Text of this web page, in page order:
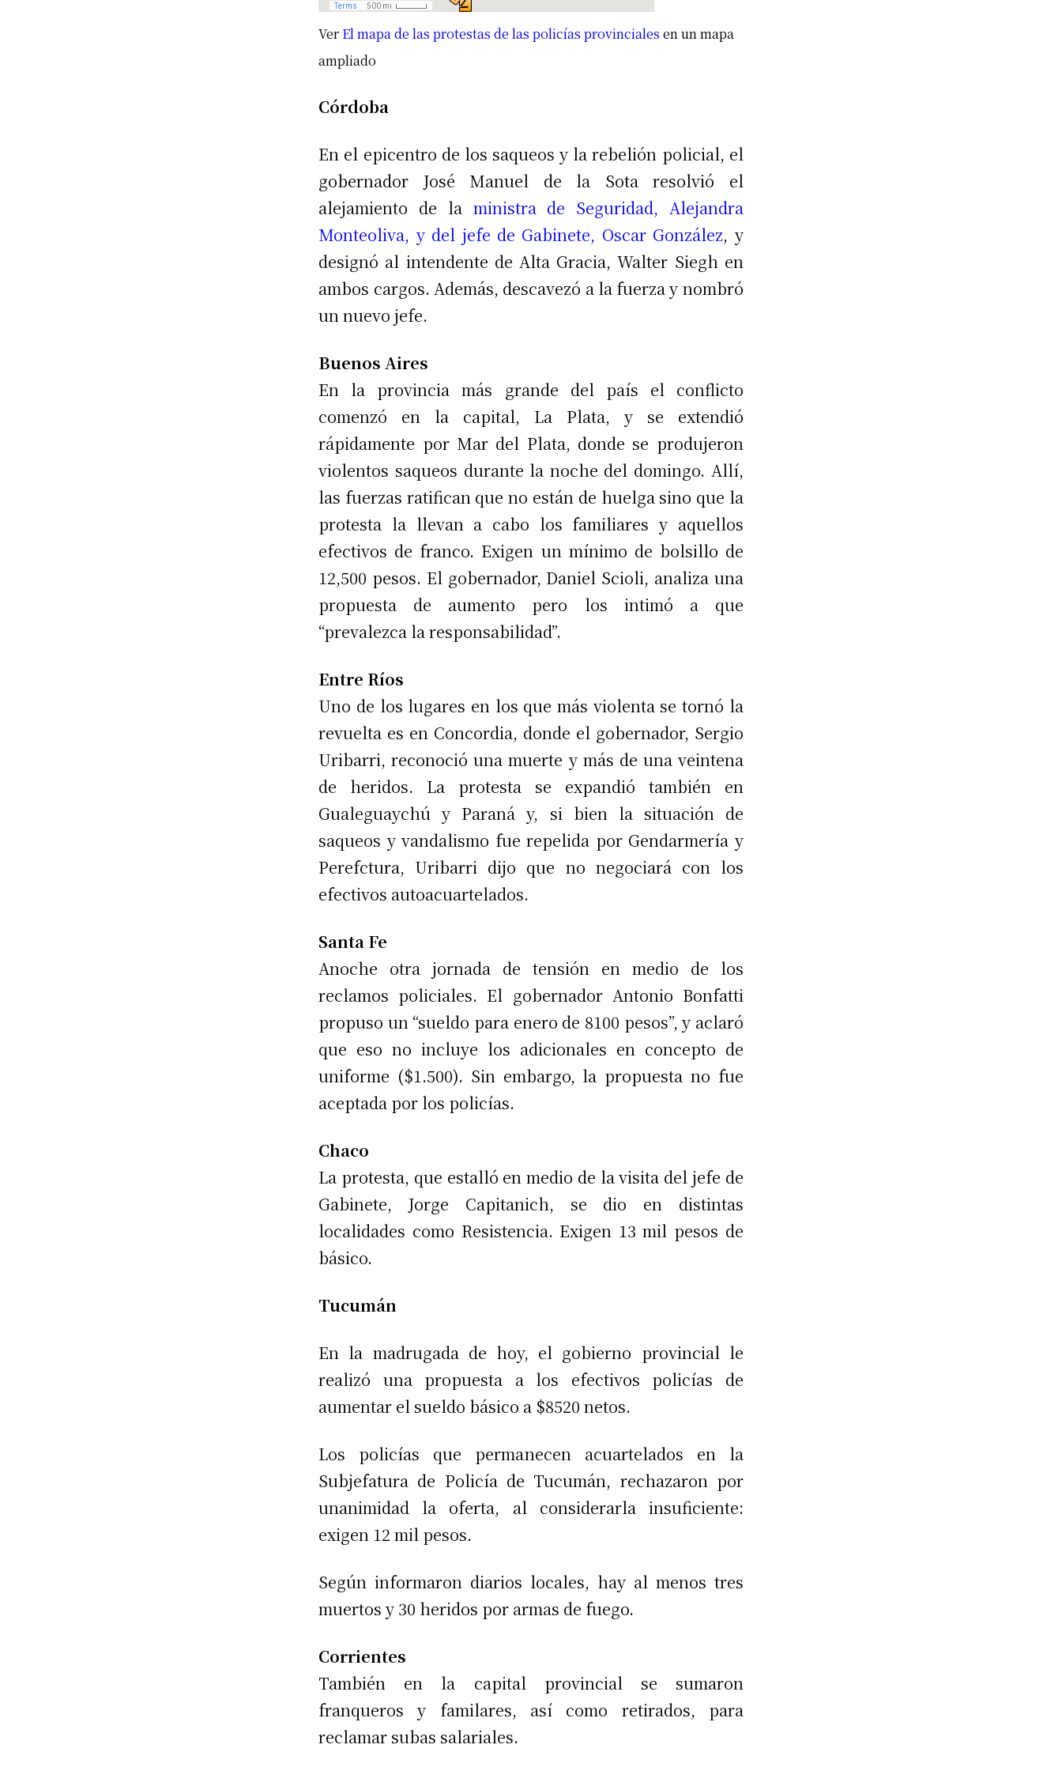
Ver El mapa de las protestas de las policías provinciales en un mapa
ampliado
Córdoba
En el epicentro de los saqueos y la rebelión policial, el
gobernador José Manuel de la Sota resolvió el
alejamiento de la ministra de Seguridad, Alejandra
Monteoliva, y del jefe de Gabinete, Oscar González, y
designó al intendente de Alta Gracia, Walter Siegh en
ambos cargos. Además, descavezó a la fuerza y nombró
un nuevo jefe.
Buenos Aires
En la provincia más grande del país el conflicto
comenzó en la capital, La Plata, y se extendió
rápidamente por Mar del Plata, donde se produjeron
violentos saqueos durante la noche del domingo. Allí,
las fuerzas ratifican que no están de huelga sino que la
protesta la llevan a cabo los familiares y aquellos
efectivos de franco. Exigen un mínimo de bolsillo de
12,500 pesos. El gobernador, Daniel Scioli, analiza una
propuesta de aumento pero los intimó a que
“prevalezca la responsabilidad”.
Entre Ríos
Uno de los lugares en los que más violenta se tornó la
revuelta es en Concordia, donde el gobernador, Sergio
Uribarri, reconoció una muerte y más de una veintena
de heridos. La protesta se expandió también en
Gualeguaychú y Paraná y, si bien la situación de
saqueos y vandalismo fue repelida por Gendarmería y
Perefctura, Uribarri dijo que no negociará con los
efectivos autoacuartelados.
Santa Fe
Anoche otra jornada de tensión en medio de los
reclamos policiales. El gobernador Antonio Bonfatti
propuso un “sueldo para enero de 8100 pesos”, y aclaró
que eso no incluye los adicionales en concepto de
uniforme ($1.500). Sin embargo, la propuesta no fue
aceptada por los policías.
Chaco
La protesta, que estalló en medio de la visita del jefe de
Gabinete, Jorge Capitanich, se dio en distintas
localidades como Resistencia. Exigen 13 mil pesos de
básico.
Tucumán
En la madrugada de hoy, el gobierno provincial le
realizó una propuesta a los efectivos policías de
aumentar el sueldo básico a $8520 netos.
Los policías que permanecen acuartelados en la
Subjefatura de Policía de Tucumán, rechazaron por
unanimidad la oferta, al considerarla insuficiente:
exigen 12 mil pesos.
Según informaron diarios locales, hay al menos tres
muertos y 30 heridos por armas de fuego.
Corrientes
También en la capital provincial se sumaron
franqueros y familares, así como retirados, para
reclamar subas salariales.